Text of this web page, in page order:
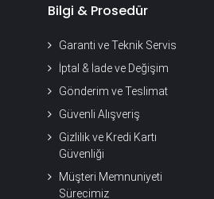
Bilgi & Prosedür
Garanti ve Teknik Servis
İptal & İade ve Değişim
Gönderim ve Teslimat
Güvenli Alışveriş
Gizlilik ve Kredi Kartı
Güvenliği
Müşteri Memnuniyeti
Sürecimiz